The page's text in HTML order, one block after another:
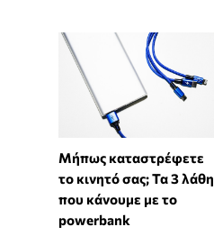
Μήπως καταστρέφετε
το κινητό σας; Τα 3 λάθη
που κάνουμε με το
powerbank